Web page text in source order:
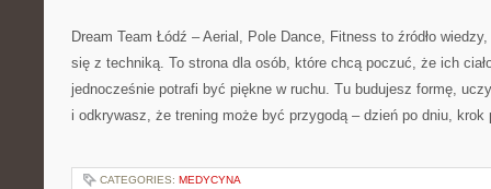
Dream Team Łódź – Aerial, Pole Dance, Fitness to źródło
się z techniką. To strona dla osób, które chcą poczuć, że ich
jednocześnie potrafi być piękne w ruchu. Tu budujesz formę,
i odkrywasz, że trening może być przygodą – dzień po dniu,
CATEGORIES: MEDYCYNA